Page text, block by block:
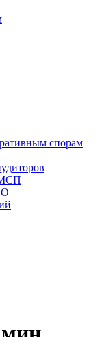
спорам
МСП